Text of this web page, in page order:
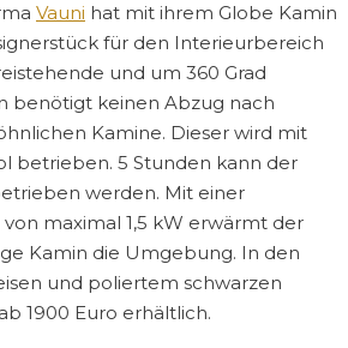
Vauni hat mit ihrem Globe Kamin
für den Interieurbereich
und um 360 Grad
benötigt keinen Abzug nach
Kamine. Dieser wird mit
betrieben. 5 Stunden kann der
werden. Mit einer
maximal 1,5 kW erwärmt der
Kamin die Umgebung. In den
und poliertem schwarzen
1900 Euro erhältlich.